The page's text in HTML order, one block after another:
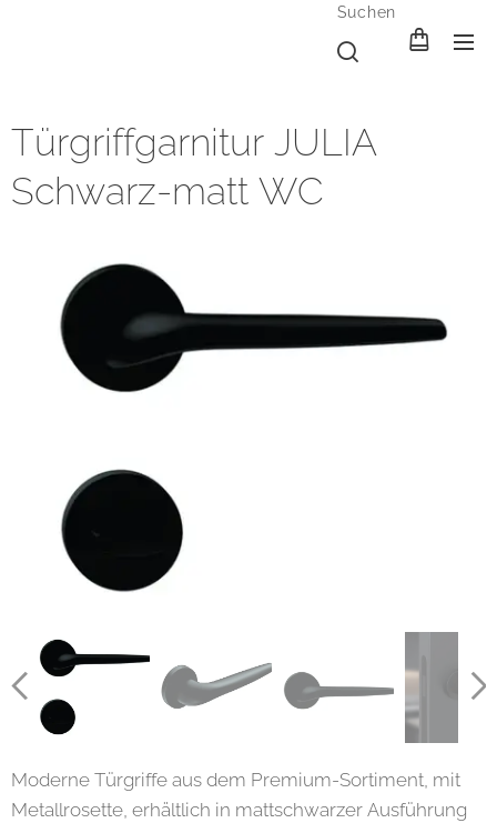
Suchen
Türgriffgarnitur JULIA
Schwarz-matt WC
Moderne Türgriffe aus dem Premium-Sortiment, mit
Metallrosette, erhältlich in mattschwarzer Ausführung